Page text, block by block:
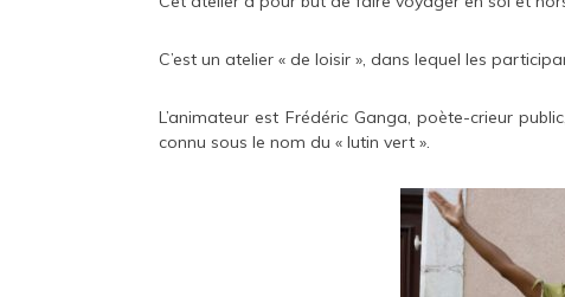
C’est un atelier « de loisir », dans lequel les
L’animateur est Frédéric Ganga, poète-crieur
connu sous le nom du « lutin vert ».